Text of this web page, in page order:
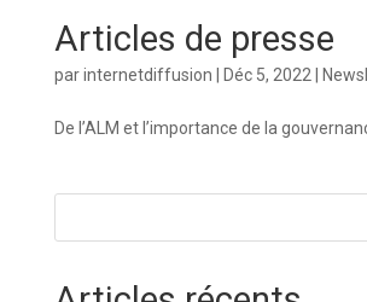
Articles de presse
parinternetdiffusion Déc 5, 2022
De l’ALM et l’importance de la